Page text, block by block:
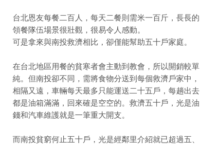
台北恩友每餐二百人，每天二餐則需米一百斤，長長的
領餐隊伍場景很壯觀，很易令人感動。
可是拿來與南投救濟相比，卻僅能幫助五十戶家庭。
在台北地區用餐的貧寒者會主動到教會，所以開銷較單
純。但南投卻不同，需將食物分送到每個救濟戶家中，
相隔又遠，車輛每天最多只能運送二十五戶，每趟出去
都是油箱滿滿，回來確是空空的。救濟五十戶，光是油
錢和汽車維護就是一筆重大開支。
而南投貧窮何止五十戶，光是經鄰里介紹就已超過五、